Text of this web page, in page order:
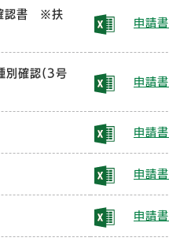
確認書 ※扶
申請書
別確認(3号
申請書
申請書
申請書
申請書